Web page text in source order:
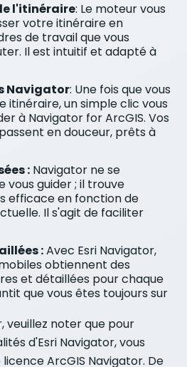
l'itinéraire: Le moteur vous
votre itinéraire en
de travail que vous
Il est intuitif et adapté à
Navigator: Une fois que vous
itinéraire, un simple clic vous
à Navigator for ArcGIS. Vos
en douceur, prêts à
: Navigator ne se
vous guider ; il trouve
efficace en fonction de
Il s'agit de faciliter
:Avec Esri Navigator,
obtiennent des
et détaillées pour chaque
que vous êtes toujours sur
veuillez noter que pour
d'Esri Navigator, vous
ArcGIS Navigator. De